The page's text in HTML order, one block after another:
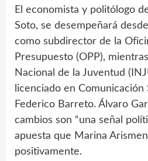
El economista y politólogo
Soto, se desempeñará
como subdirector de la
Presupuesto (OPP),
Nacional de la Juventud
licenciado en Comunicación
Federico Barreto. Álvaro
cambios son “una señal
apuesta que Marina
positivamente.